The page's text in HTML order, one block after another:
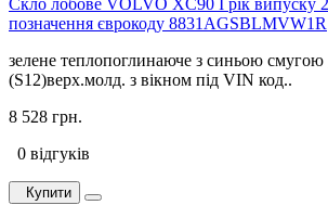
Скло лобове VOLVO XC90 I рік випуску
позначення єврокоду 8831AGSBLMVW1R
зелене теплопоглинаюче з синьою смугою
(S12)верх.молд. з вікном під VIN код..
8 528 грн.
0 відгуків
Купити